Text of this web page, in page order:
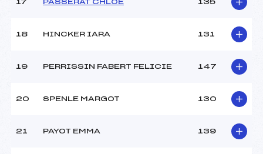
17 PASSERAT CHLOE 135
18 HINCKER IARA 131
19 PERRISSIN FABERT FELICIE 147
20 SPENLE MARGOT 130
21 PAYOT EMMA 139